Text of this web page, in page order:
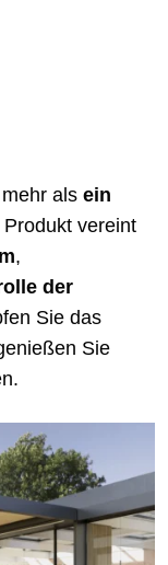
als ein
vereint
,
der
Sie das
Sie